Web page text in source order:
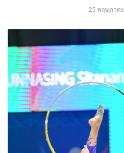
25 พฤษภาค